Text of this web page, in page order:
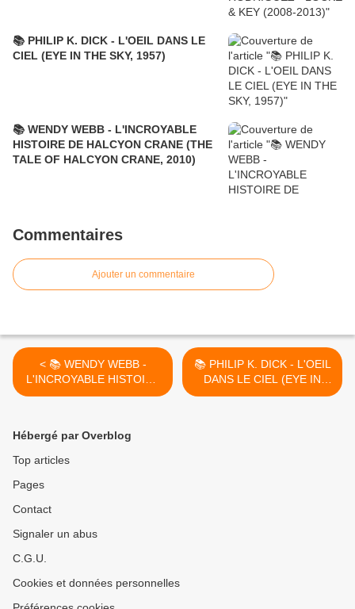
📚 PHILIP K. DICK - L'OEIL DANS LE
CIEL (EYE IN THE SKY, 1957)
📚 WENDY WEBB - L'INCROYABLE
HISTOIRE DE HALCYON CRANE (THE
TALE OF HALCYON CRANE, 2010)
Commentaires
Ajouter un commentaire
< 📚 WENDY WEBB -
L'INCROYABLE HISTOIRE
DE HALCYON CRANE
📚 PHILIP K. DICK - L'OEIL
DANS LE CIEL (EYE IN
THE SKY, 1957) >
Hébergé par Overblog
Top articles
Pages
Contact
Signaler un abus
C.G.U.
Cookies et données personnelles